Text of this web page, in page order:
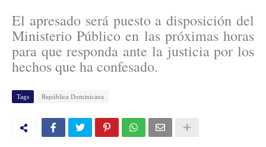
El apresado será puesto a disposición del
Ministerio Público en las próximas horas
para que responda ante la justicia por los
hechos que ha confesado.
Tags República Dominicana